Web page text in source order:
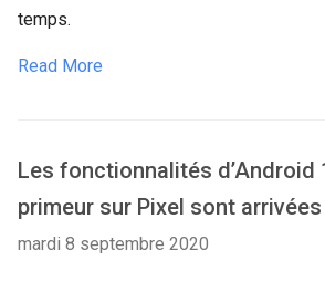
temps.
Read More
Les fonctionnalités d’Android
primeur sur Pixel sont arrivées
mardi 8 septembre 2020